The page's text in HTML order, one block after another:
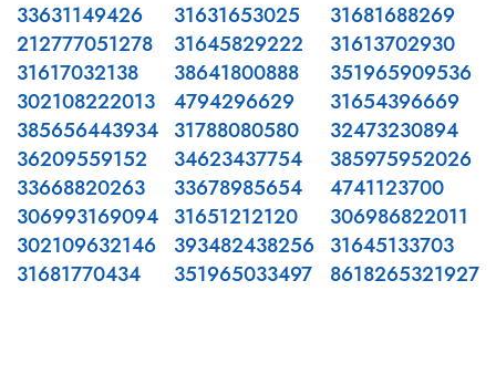
33631149426
212777051278
31617032138
302108222013
385656443934
36209559152
33668820263
306993169094
302109632146
31681770434
31631653025
31645829222
38641800888
4794296629
31788080580
34623437754
33678985654
31651212120
393482438256
351965033497
31681688269
31613702930
351965909536
31654396669
32473230894
385975952026
4741123700
306986822011
31645133703
8618265321927